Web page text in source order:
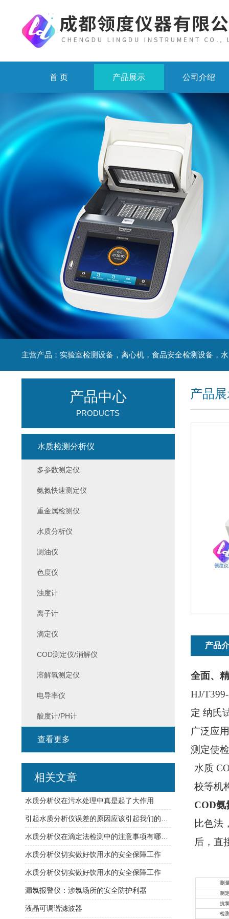
首 页 产品展示 公司介绍
产品
产品
全面、
HJ/
定 纳氏
广泛应
测定使
水质
校等机
COD氨
比色法
后，直
测
测
抗
检
产品中心
PRODUCTS
水质检测分析仪
多参数测定仪
氨氮快速测定仪
重金属检测仪
水质分析仪
测油仪
色度仪
浊度计
离子计
滴定仪
COD测定仪/消解仪
溶解氧测定仪
电导率仪
酸度计/PH计
查看更多
相关文章
水质分析仪在污水处理中真是起了大作用
水质分析仪切实做好饮用水的安全保障工作
水质分析仪切实做好饮用水的安全保障工作
漏氯报警仪：涉氯场所的安全防护利器
液晶可调谐滤波器